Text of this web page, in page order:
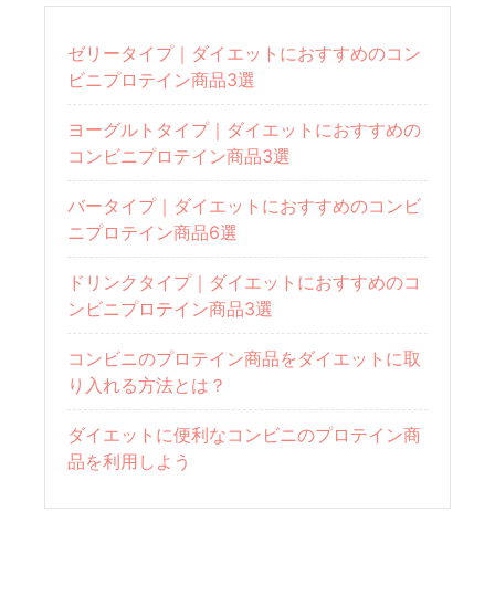
ゼリータイプ｜ダイエットにおすすめのコン
ビニプロテイン商品3選
ヨーグルトタイプ｜ダイエットにおすすめの
コンビニプロテイン商品3選
バータイプ｜ダイエットにおすすめのコンビ
ニプロテイン商品6選
ドリンクタイプ｜ダイエットにおすすめのコ
ンビニプロテイン商品3選
コンビニのプロテイン商品をダイエットに取
り入れる方法とは？
ダイエットに便利なコンビニのプロテイン商
品を利用しよう